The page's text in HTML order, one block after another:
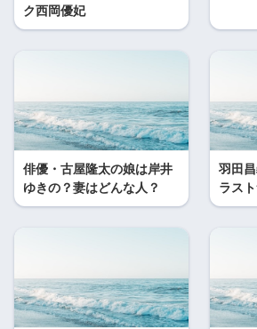
ク西岡優妃
俳優・古屋隆太の娘は岸井
ゆきの？妻はどんな人？
羽田
ラス